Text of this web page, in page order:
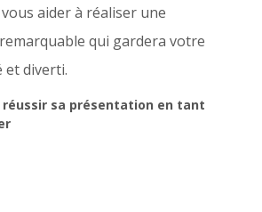
aider à réaliser une
qui gardera votre
et diverti.
réussir sa présentation en tant